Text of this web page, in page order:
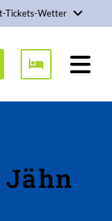
Tickets-Wetter